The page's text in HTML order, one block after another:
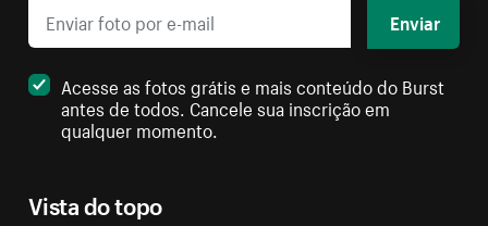
Vista do topo
Enviar
Acesse as fotos grátis e mais conteúdo do Burst
antes de todos. Cancele sua inscrição em
qualquer momento.